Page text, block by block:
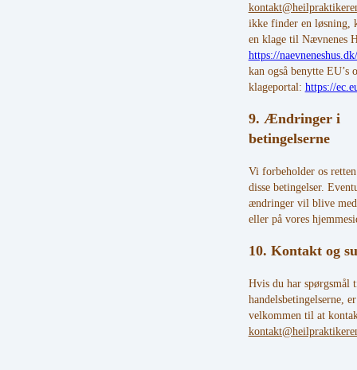
ikke finder en løsning,
en klage til Nævnenes
https://naevneneshus.dk/
kan også benytte EU’s
klageportal: https://
9. Ændringer i
betingelserne
Vi forbeholder os
disse betingelser.
ændringer vil blive
eller på vores
10. Kontakt og
Hvis du har spørgsmål
handelsbetingelserne,
velkommen til at